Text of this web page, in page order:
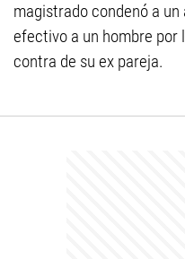
magistrado condenó a
efectivo a un hombre por
contra de su ex pareja.